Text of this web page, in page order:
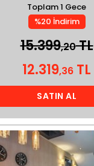
Toplam 1 Gece
%20 İndirim
15.399,20TL
12.319,36 TL
SATIN AL